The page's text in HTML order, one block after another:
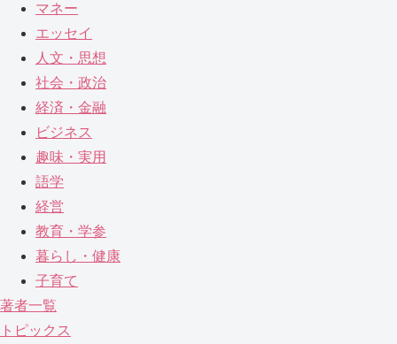
マネー
エッセイ
人文・思想
社会・政治
経済・金融
ビジネス
趣味・実用
語学
経営
教育・学参
暮らし・健康
子育て
著者一覧
トピックス